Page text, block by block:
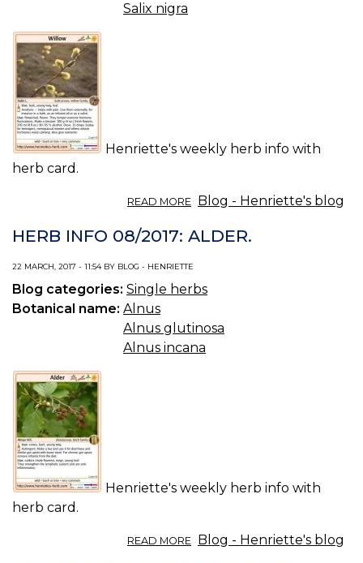
Salix nigra
Henriette's weekly herb info with
herb card.
READ MORE ABOUT
INFO
09/2017:
WILLOW.
Blog - Henriette's blog
HERB INFO 08/2017: ALDER.
22 MARCH, 2017 - 11:54 BY BLOG - HENRIETTE
Blog categories: Single herbs
Botanical name: Alnus
Alnus glutinosa
Alnus incana
Henriette's weekly herb info with
herb card.
READ MORE ABOUT
Blog - Henriette's blog